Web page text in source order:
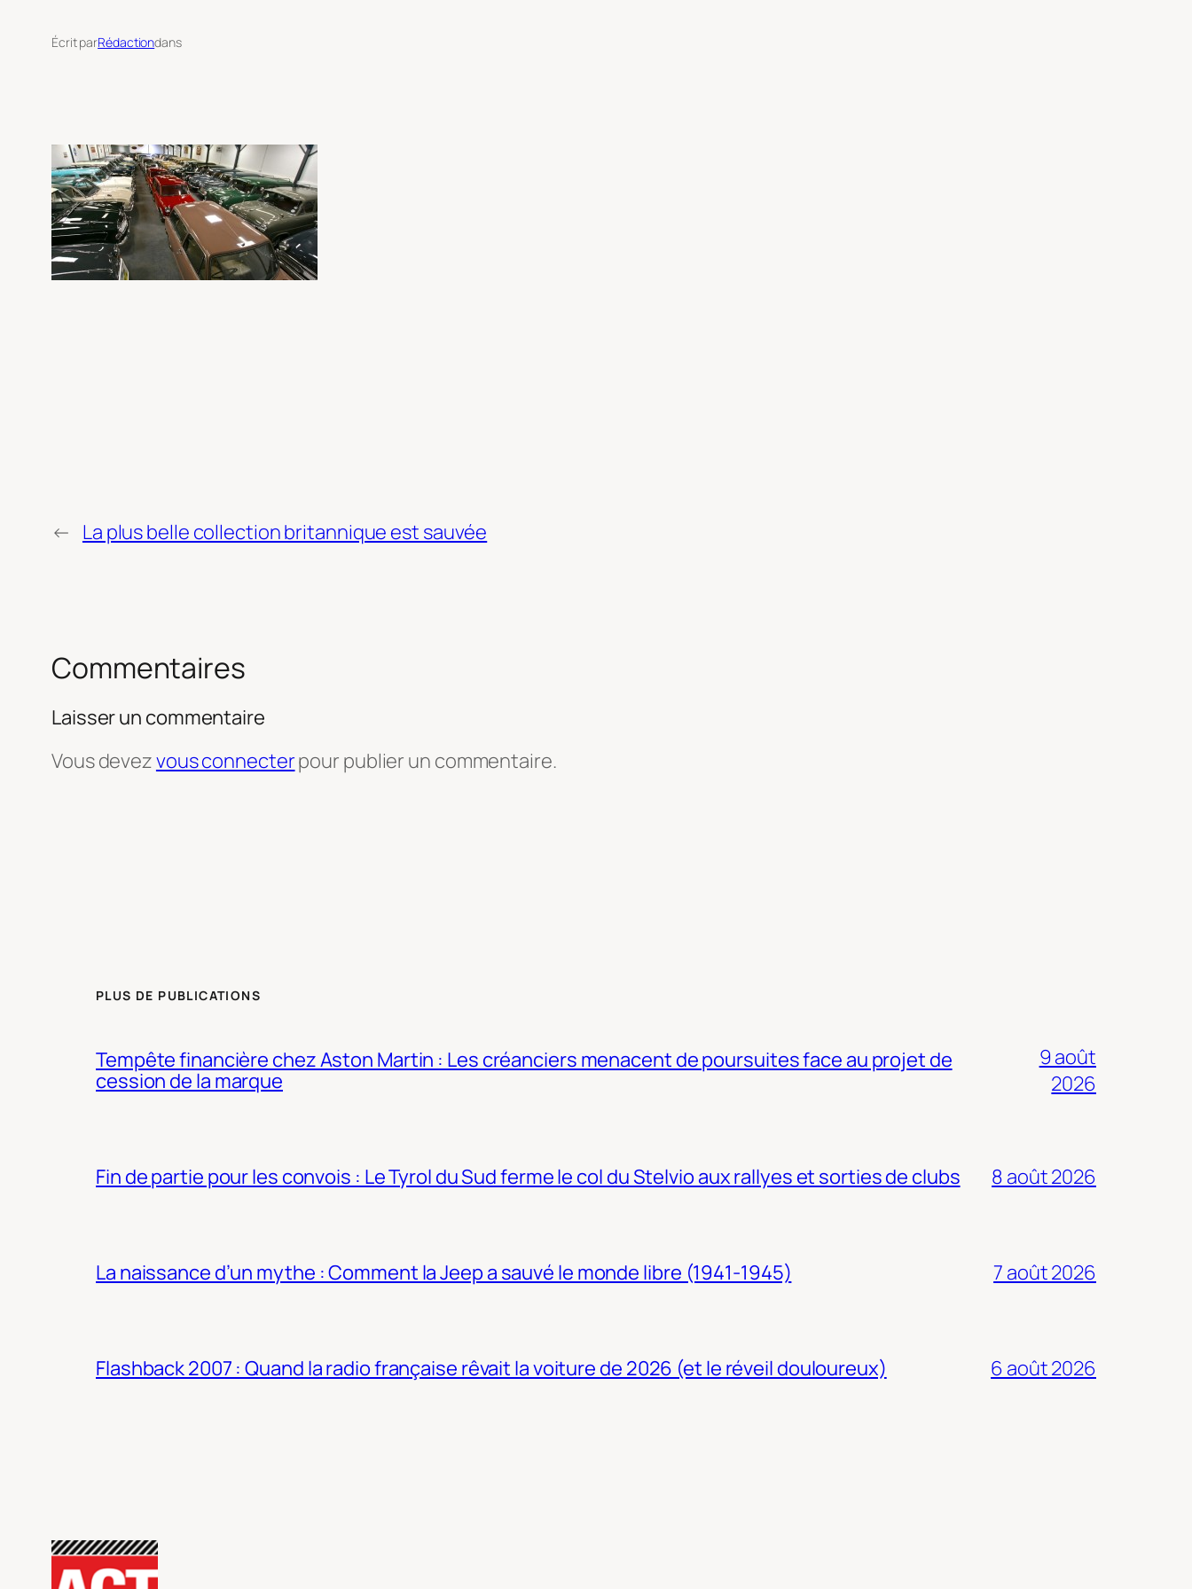
Écrit parRédactiondans
← La plus belle collection britannique est sauvée
Commentaires
Laisser un commentaire
Vous devezvous connecterpour publier un commentaire.
PLUS DE PUBLICATIONS
Tempête financière chez Aston Martin : Les créanciers menacent de poursuites face au projet de
cession de la marque
9 août
2026
Fin de partie pour les convois : Le Tyrol du Sud ferme le col du Stelvio aux rallyes et sorties de clubs 8 août 2026
La naissance d’un mythe : Comment la Jeep a sauvé le monde libre (1941-1945) 7 août 2026
Flashback 2007 : Quand la radio française rêvait la voiture de 2026 (et le réveil douloureux) 6 août 2026